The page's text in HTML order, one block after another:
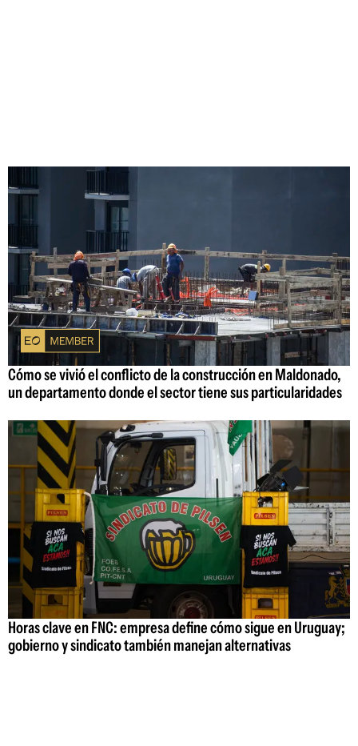
Cómo se vivió el conflicto de la construcción en Maldonado,
un departamento donde el sector tiene sus particularidades
Horas clave en FNC: empresa define cómo sigue en Uruguay;
gobierno y sindicato también manejan alternativas